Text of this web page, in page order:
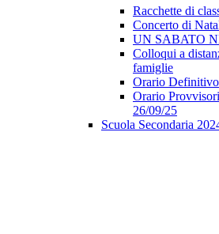
Racchette di
Concerto di
UN SABATO
Colloqui a
famiglie
Orario Definitivo
Orario
26/09/25
Scuola Secondaria